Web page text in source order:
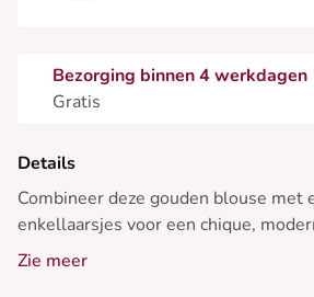
Bezorging binnen 4 werkdagen
Gratis
Details
Combineer deze gouden blouse met
enkellaarsjes voor een chique,
Zie meer